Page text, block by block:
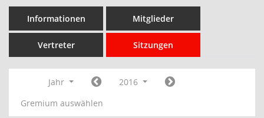
Informationen Mitglieder
Vertreter Sitzungen
Jahr
2016
Gremium auswählen